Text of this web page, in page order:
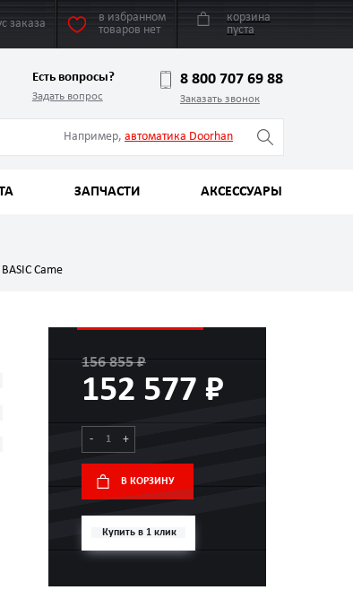
заказа
в избранном
товаров нет
корзина
пуста
Есть вопросы?
Задать вопрос
8 800 707 69 88
Заказать звонок
Например, автоматика Doorhan
ЗАПЧАСТИ АКСЕССУАРЫ
Came
156 855 ₽
152 577 ₽
- +
В КОРЗИНУ
Купить в 1 клик